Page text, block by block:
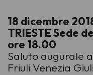
18 dicembre
TRIESTE Sede
ore 18.00
Saluto augurale
Friuli Venezia